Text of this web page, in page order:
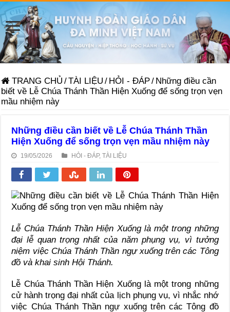
TRANG CHỦ /TÀI LIỆU / HỎI - ĐÁP/ Những điều cần
biết về Lễ Chúa Thánh Thần Hiện Xuống để sống trọn vẹn
mầu nhiệm này
Những điều cần biết về Lễ Chúa Thánh Thần
Hiện Xuống để sống trọn vẹn mầu nhiệm này
19/05/2026 HỎI - ĐÁP,TÀI LIỆU
Lễ Chúa Thánh Thần Hiện Xuống là một trong những
đại lễ quan trọng nhất của năm phụng vụ, vì tưởng
niệm việc Chúa Thánh Thần ngự xuống trên các Tông
đồ và khai sinh Hội Thánh.
Lễ Chúa Thánh Thần Hiện Xuống là một trong những
cử hành trọng đại nhất của lịch phụng vụ, vì nhắc nhớ
việc Chúa Thánh Thần ngự xuống trên các Tông đồ